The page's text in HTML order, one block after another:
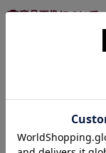
商品画像について
できる限り実物の色
環境（モニターの画
実際の商品と色味が
お買い物ポイント
税抜き50円以下の商